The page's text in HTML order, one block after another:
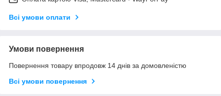
Всі умови оплати
Умови повернення
Повернення товару впродовж 14 днів за домовленістю
Всі умови повернення